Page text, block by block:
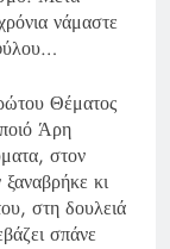
νάμαστε
Θέματος
Άρη
στον
κι
στη δουλειά
σπάνε